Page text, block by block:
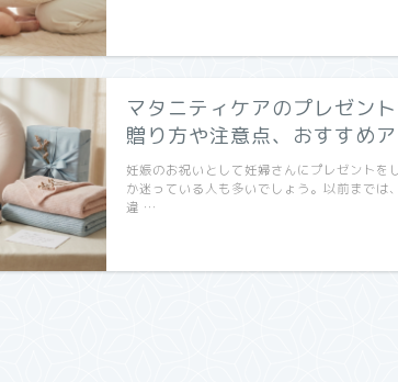
マタニティケアのプレゼン
贈り方や注意点、おすすめ
妊娠のお祝いとして妊婦さんにプレゼントを
か迷っている人も多いでしょう。以前までは
違 …